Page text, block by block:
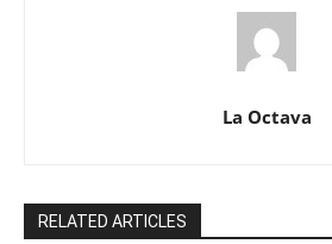
La Octava
RELATED ARTICLES